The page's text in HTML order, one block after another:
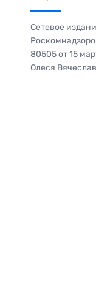
Сетевое
80505 от 15
Олеся